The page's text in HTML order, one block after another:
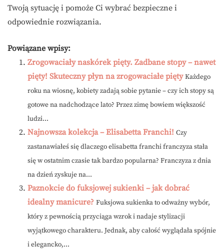
Twoją sytuację i pomoże Ci wybrać bezpieczne i
odpowiednie rozwiązania.
Powiązane wpisy:
Zrogowaciały naskórek pięty. Zadbane stopy – nawet
pięty! Skuteczny płyn na zrogowaciałe pięty Każdego
roku na wiosnę, kobiety zadają sobie pytanie – czy ich stopy są
gotowe na nadchodzące lato? Przez zimę bowiem większość
ludzi...
Najnowsza kolekcja – Elisabetta Franchi! Czy
zastanawiałeś się dlaczego elisabetta franchi franczyza stała
się w ostatnim czasie tak bardzo popularna? Franczyza z dnia
na dzień zyskuje na...
Paznokcie do fuksjowej sukienki – jak dobrać
idealny manicure? Fuksjowa sukienka to odważny wybór,
który z pewnością przyciąga wzrok i nadaje stylizacji
wyjątkowego charakteru. Jednak, aby całość wyglądała spójnie
i elegancko,...